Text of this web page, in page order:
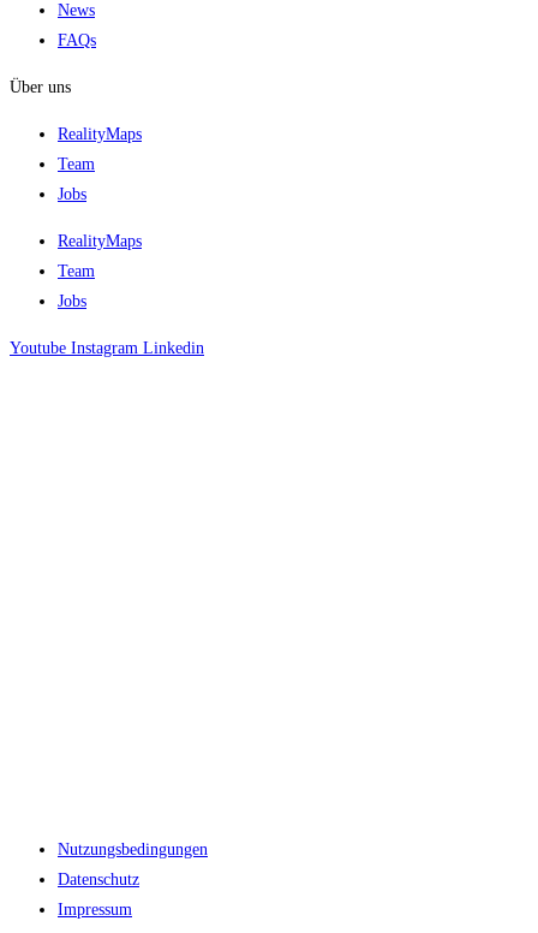
News
FAQs
Über uns
RealityMaps
Team
Jobs
RealityMaps
Team
Jobs
Youtube Instagram Linkedin
Nutzungsbedingungen
Datenschutz
Impressum